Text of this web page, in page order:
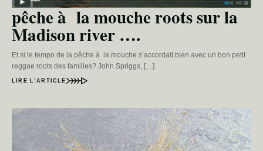
pêche à la mouche roots sur la
Madison river ….
Et si le tempo de la pêche à la mouche s’accordait bien avec un bon petit
reggae roots des familles? John Spriggs, […]
LIRE L’ARTICLE